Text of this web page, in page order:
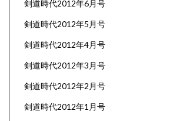
剣道時代2012年6月号
剣道時代2012年5月号
剣道時代2012年4月号
剣道時代2012年3月号
剣道時代2012年2月号
剣道時代2012年1月号